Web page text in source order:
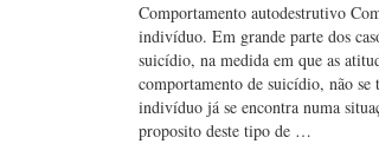
Comportamento autodestrutivo
indivíduo. Em grande parte dos
suicídio, na medida em que as
comportamento de suicídio, não
indivíduo já se encontra numa
proposito deste tipo de …